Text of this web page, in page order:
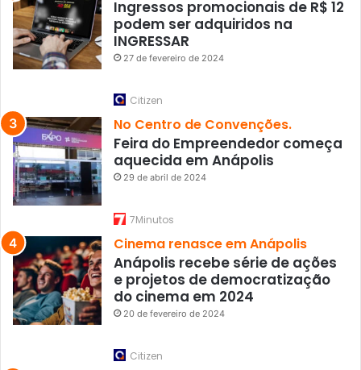
Ingressos promocionais de R$ 12
podem ser adquiridos na
INGRESSAR
27 de fevereiro de 2024
Citizen
No Centro de Convenções.
Feira do Empreendedor começa
aquecida em Anápolis
29 de abril de 2024
7Minutos
Cinema renasce em Anápolis
Anápolis recebe série de ações
e projetos de democratização
do cinema em 2024
20 de fevereiro de 2024
Citizen